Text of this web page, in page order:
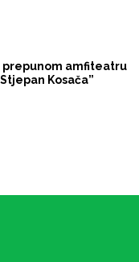
prepunom amfiteatru
Kosača”